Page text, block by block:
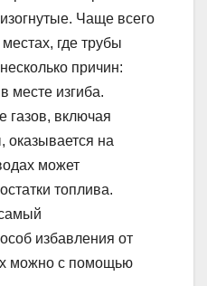
Чаще всего
где трубы
причин:
месте изгиба.
газов, включая
оказывается на
может
топлива.
избавления от
можно с помощью